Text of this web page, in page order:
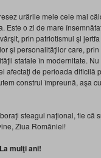
urările mele cele mai
Este o zi de mare
prin patriotismul şi
şi personalităţilor care,
statale în modernitate.
afectaţi de perioada dificilă
construi împreună, aşa
steagul naţional, fie că
Ziua României!
La mulţi ani!